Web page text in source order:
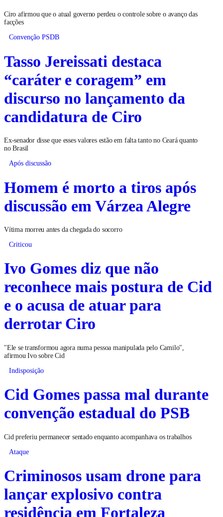
Ciro afirmou que o atual governo perdeu o controle sobre o avanço das
facções
Convenção PSDB
Tasso Jereissati destaca
“caráter e coragem” em
discurso no lançamento da
candidatura de Ciro
Ex-senador disse que esses valores estão em falta tanto no Ceará quanto
no Brasil
Após discussão
Homem é morto a tiros após
discussão em Várzea Alegre
Vítima morreu antes da chegada do socorro
Criticou
Ivo Gomes diz que não
reconhece mais postura de Cid
e o acusa de atuar para
derrotar Ciro
"Ele se transformou agora numa pessoa manipulada pelo Camilo",
afirmou Ivo sobre Cid
Indisposição
Cid Gomes passa mal durante
convenção estadual do PSB
Cid preferiu permanecer sentado enquanto acompanhava os trabalhos
Ataque
Criminosos usam drone para
lançar explosivo contra
residência em Fortaleza